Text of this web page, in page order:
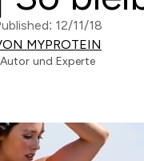
12/11/18
MYPROTEIN
Autor und Experte